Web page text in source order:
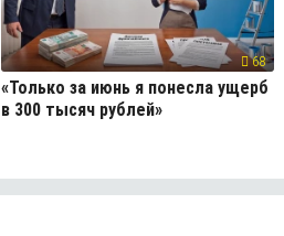
68
«Только за июнь я понесла ущерб
в 300 тысяч рублей»